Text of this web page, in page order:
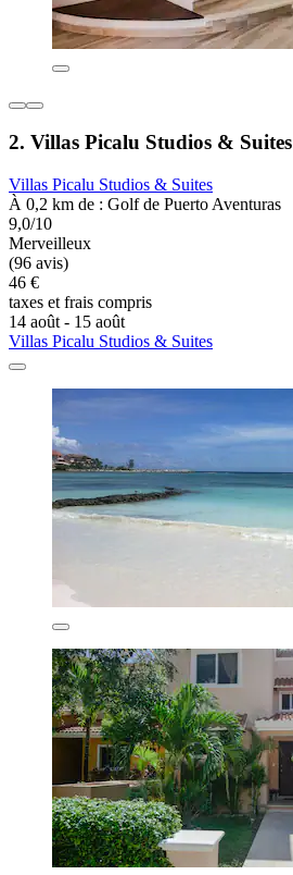
2. Villas Picalu Studios & Suites
Villas Picalu Studios & Suites
À 0,2 km de : Golf de Puerto Aventuras
9,0/10
Merveilleux
(96 avis)
46 €
taxes et frais compris
14 août - 15 août
Villas Picalu Studios & Suites